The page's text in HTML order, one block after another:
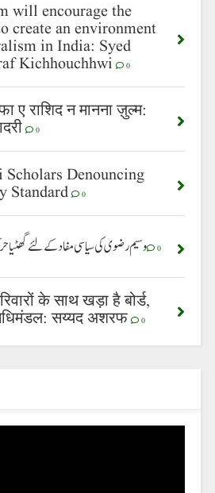
will encourage the
create an environment
in India: Syed
Kichhouchhwi 0
ए राशिद न मानना ज़ुल्म:
0
Denouncing
Standard 0
وسیم رضوی کی سیاسی مفاد کے لئے 0
के साथ खड़ा है बोर्ड,
सय्यद अशरफ 0